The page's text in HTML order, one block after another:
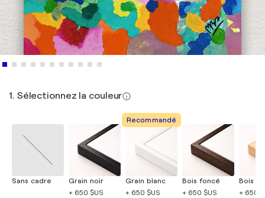
1. Sélectionnez la couleur
Sans cadre
Grain noir
+ 650 $US
Recommandé
Grain blanc
+ 650 $US
Bois foncé
+ 650 $US
Bois
+ 650